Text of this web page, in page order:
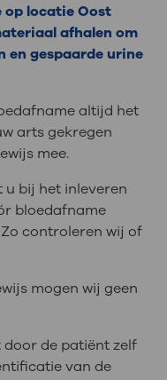
op locatie Oost
afhalen om
en gespaarde urine
altijd het
arts gekregen
mee.
bij het inleveren
bloedafname
controleren wij of
mogen wij geen
de patiënt zelf
van de